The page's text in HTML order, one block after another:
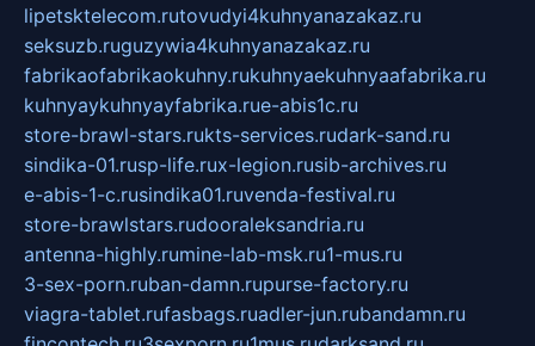
lipetsktelecom.rutovudyi4kuhnyanazakaz.ru
seksuzb.ruguzywia4kuhnyanazakaz.ru
fabrikaofabrikaokuhny.rukuhnyaekuhnyaafabrika.ru
kuhnyaykuhnyayfabrika.rue-abis1c.ru
store-brawl-stars.rukts-services.rudark-sand.ru
sindika-01.rusp-life.rux-legion.rusib-archives.ru
e-abis-1-c.rusindika01.ruvenda-festival.ru
store-brawlstars.rudooraleksandria.ru
antenna-highly.rumine-lab-msk.ru1-mus.ru
3-sex-porn.ruban-damn.rupurse-factory.ru
viagra-tablet.rufasbags.ruadler-jun.rubandamn.ru